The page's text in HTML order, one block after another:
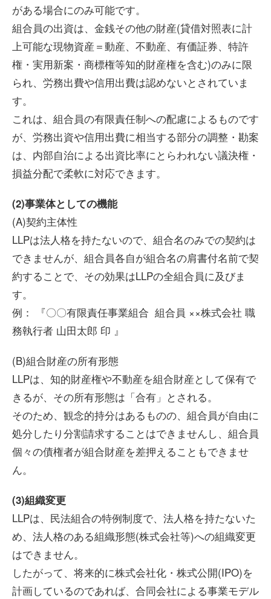
がある場合にのみ可能です。
組合員の出資は、金銭その他の財産(貸借対照表に計
上可能な現物資産＝動産、不動産、有価証券、特許
権・実用新案・商標権等知的財産権を含む)のみに限
られ、労務出費や信用出費は認めないとされていま
す。
これは、組合員の有限責任制への配慮によるものです
が、労務出資や信用出費に相当する部分の調整・勘案
は、内部自治による出資比率にとらわれない議決権・
損益分配で柔軟に対応できます。
(2)事業体としての機能
(A)契約主体性
LLPは法人格を持たないので、組合名のみでの契約は
できませんが、組合員各自が組合名の肩書付名前で契
約することで、その効果はLLPの全組合員に及びま
す。
例： 『〇〇有限責任事業組合 組合員 ××株式会社 職
務執行者 山田太郎 印 』
(B)組合財産の所有形態
LLPは、知的財産権や不動産を組合財産として保有で
きるが、その所有形態は「合有」とされる。
そのため、観念的持分はあるものの、組合員が自由に
処分したり分割請求することはできませんし、組合員
個々の債権者が組合財産を差押えることもできませ
ん。
(3)組織変更
LLPは、民法組合の特例制度で、法人格を持たないた
め、法人格のある組織形態(株式会社等)への組織変更
はできません。
したがって、将来的に株式会社化・株式公開(IPO)を
計画しているのであれば、合同会社による事業モデル